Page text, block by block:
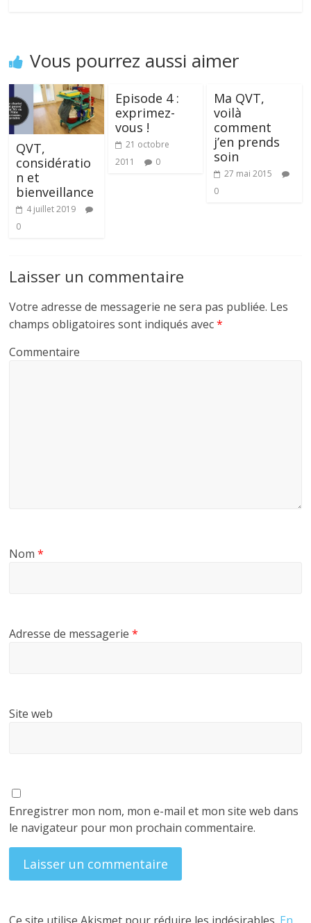
Vous pourrez aussi aimer
QVT,
considératio
n et
bienveillance
4 juillet 2019
0
Episode 4 :
exprimez-
vous !
21 octobre
2011
0
Ma QVT,
voilà
comment
j’en prends
soin
27 mai 2015
0
Laisser un commentaire
Votre adresse de messagerie ne sera pas publiée. Les
champs obligatoires sont indiqués avec*
Commentaire
Nom*
Adresse de messagerie*
Site web
Enregistrer mon nom, mon e-mail et mon site web dans
le navigateur pour mon prochain commentaire.